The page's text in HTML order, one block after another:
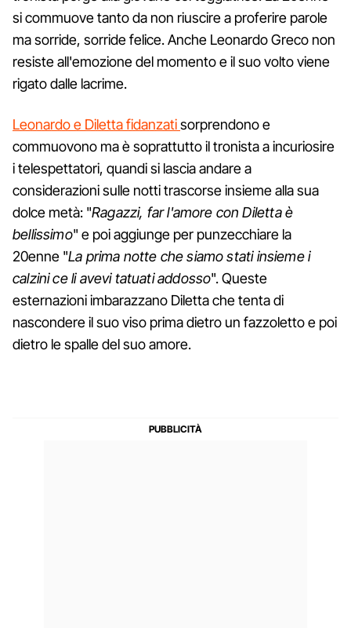
si commuove tanto da non riuscire a proferire parole
ma sorride, sorride felice. Anche Leonardo Greco non
resiste all'emozione del momento e il suo volto viene
rigato dalle lacrime.
Leonardo e Diletta fidanzatisorprendono e
commuovono ma è soprattutto il tronista a incuriosire
i telespettatori, quandi si lascia andare a
considerazioni sulle notti trascorse insieme alla sua
dolce metà: "Ragazzi, far l'amore con Diletta è
bellissimo" e poi aggiunge per punzecchiare la
20enne "La prima notte che siamo stati insieme i
calzini ce li avevi tatuati addosso". Queste
esternazioni imbarazzano Diletta che tenta di
nascondere il suo viso prima dietro un fazzoletto e poi
dietro le spalle del suo amore.